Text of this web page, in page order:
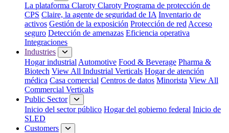
La plataforma Claroty Claroty Programa de protección de
CPS Claire, la agente de seguridad de IA Inventario de
activos Gestión de la exposición Protección de red Acceso
seguro Detección de amenazas Eficiencia operativa
Integraciones
Industries
Hogar industrial Automotive Food & Beverage Pharma &
Biotech View All Industrial Verticals Hogar de atención
médica Casa comercial Centros de datos Minorista View All
Commercial Verticals
Public Sector
Inicio del sector público Hogar del gobierno federal Inicio de
SLED
Customers